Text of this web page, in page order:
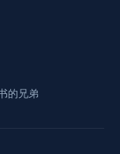
的兄弟